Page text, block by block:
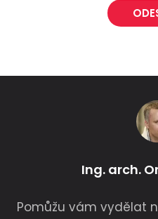
Ing. arch.
Pomůžu vám vydělat